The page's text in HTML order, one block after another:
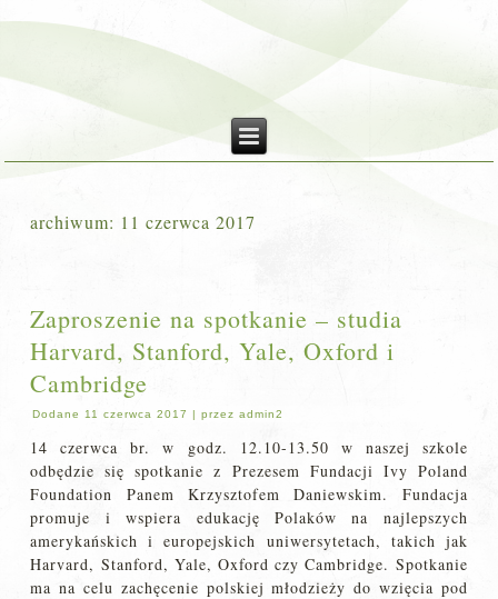
archiwum: 11 czerwca 2017
Zaproszenie na spotkanie – studia
Harvard, Stanford, Yale, Oxford i
Cambridge
Dodane 11 czerwca 2017 |przez admin2
14 czerwca br. w godz. 12.10-13.50 w naszej szkole
odbędzie się spotkanie z Prezesem Fundacji Ivy Poland
Foundation Panem Krzysztofem Daniewskim. Fundacja
promuje i wspiera edukację Polaków na najlepszych
amerykańskich i europejskich uniwersytetach, takich jak
Harvard, Stanford, Yale, Oxford czy Cambridge. Spotkanie
ma na celu zachęcenie polskiej młodzieży do wzięcia pod